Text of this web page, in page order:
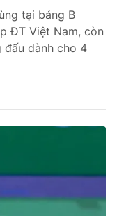
số 483/GP-BTTTT
Quốc Thắng,
tại bảng B
ĐT Việt Nam, còn
đấu dành cho 4